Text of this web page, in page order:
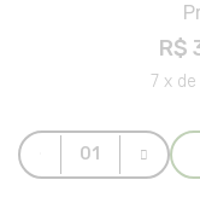
R$
7 x de